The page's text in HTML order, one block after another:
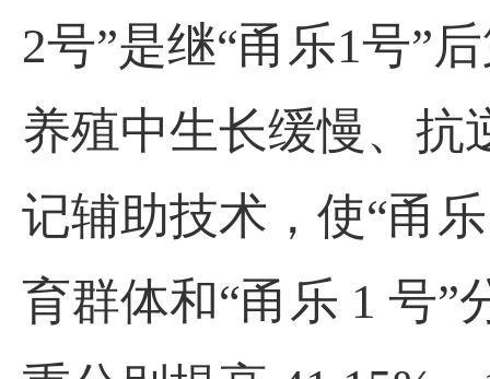
2号”是继“甬乐1号”
养殖中生长缓慢、抗
记辅助技术，使“甬
育群体和“甬乐 1 号”